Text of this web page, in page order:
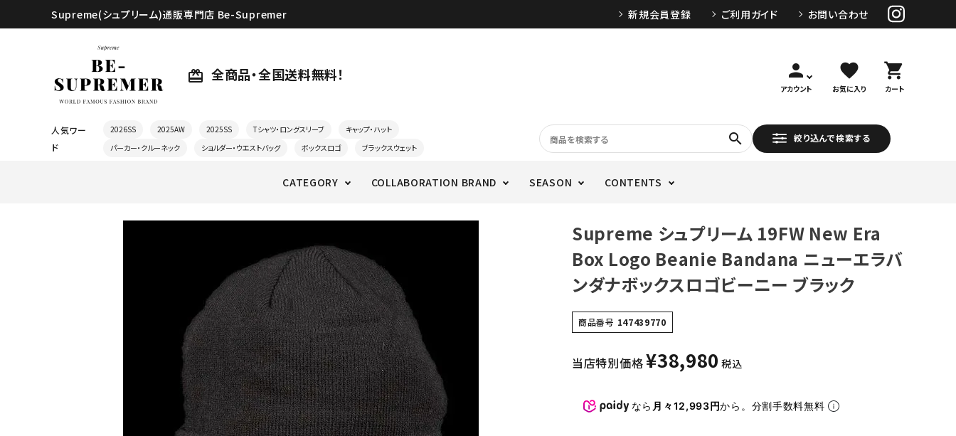
Supreme(シュプリーム)通販専門店 Be-Supremer 新規会員登録 ご利用ガイド お問い合わせ
card_giftcard 全商品・全国送料無料！ person
アカウント
favorite
お気に入り
shopping_cart
カート
人気ワー
ド
2026SS 2025AW 2025SS Tシャツ・ロングスリーブ
キャップ・ハット
パーカー・クルーネック
ショルダー・ウエストバッグ ボックスロゴ ブラックスウェット
search 絞り込んで検索する
CATEGORY COLLABORATION BRAND SEASON CONTENTS
Supreme シュプリーム 19FW New Era
Box Logo Beanie Bandana ニューエラバ
ンダナボックスロゴビーニー ブラック
商品番号 147439770
当店特別価格¥38,980 税込
なら 月々12,993円から。分割手数料無料